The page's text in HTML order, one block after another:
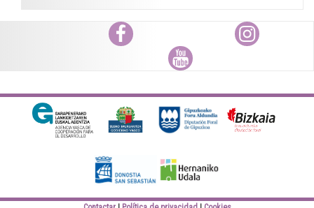
Eusko jaurlaritza
Gipuzkoa